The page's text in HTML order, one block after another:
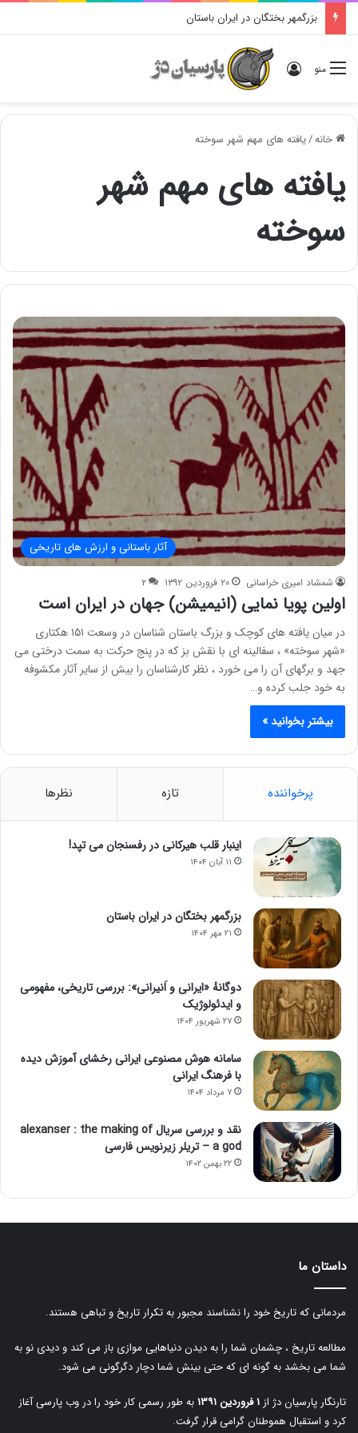
بزرگمهر بختگان در ایران باستان
منو ورود
خانه/یافته های مهم شهر سوخته
یافته های مهم شهر
سوخته
آثار باستانی و ارزش های تاریخی
شمشاد امیری خراسانی ۲۰ فروردین ۱۳۹۲ ۲
اولین پویا نمایی (انیمیشن) جهان در ایران است
در میان یافته های کوچک و بزرگ باستان شناسان در وسعت ۱۵۱ هکتاری
«شهر سوخته» ، سفالینه ای با نقش بز که در پنج حرکت به سمت درختی می
جهد و برگهای آن را می خورد ، نظر کارشناسان را بیش از سایر آثار مکشوفه
به خود جلب کرده و…
بیشتر بخوانید »
پرخواننده تازه نظرها
اینبار قلب هیرکانی در رفسنجان می تپد!
۱۱ آبان ۱۴۰۴
بزرگمهر بختگان در ایران باستان
۲۱ مهر ۱۴۰۴
دوگانهٔ «ایرانی و اَنیرانی»: بررسی تاریخی، مفهومی
و ایدئولوژیک
۲۷ شهریور ۱۴۰۴
سامانه هوش مصنوعی ایرانی رخشای آموزش دیده
با فرهنگ ایرانی
۷ مرداد ۱۴۰۴
نقد و بررسی سریال alexanser : the making of
a god – تریلر زیرنویس فارسی
۲۲ بهمن ۱۴۰۲
داستان ما
مردمانی که تاریخ خود را نشناسند مجبور به تکرار تاریخ و تباهی هستند.
مطالعه تاریخ ، چشمان شما را به دیدن دنیاهایی موازی باز می کند و دیدی نو به
شما می بخشد به گونه ای که حتی بینش شما دچار دگرگونی می شود.
تارنگار پارسیان دژ از ۱ فروردین ۱۳۹۱
به طور رسمی کار خود را در وب پارسی آغاز
کرد و استقبال هموطنان گرامی قرار گرفت.